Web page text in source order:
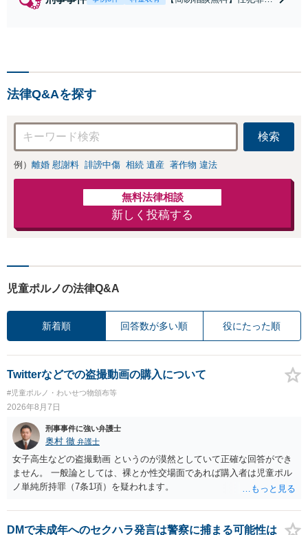
法律Q&Aを探す
検索
例） 離婚 慰謝料 誹謗中傷 相続 遺産 著作物 違法
無料法律相談
新しく投稿する
児童ポルノの法律Q&A
新着順 回答数が多い順 役にたった順
Twitterなどでの盗撮動画の購入について
#児童ポルノ・わいせつ物頒布等
2026年8月7日
刑事事件に強い弁護士
奥村 徹 弁護士
女子高生などの盗撮動画 というのが漠然としていて正確な回答ができ
ません。 一般論としては、裸とか性交場面であれば購入者は児童ポル
ノ単純所持罪（7条1項）を疑われます。
DMで未成年へのセクハラ発言は警察に捕まる可能性は